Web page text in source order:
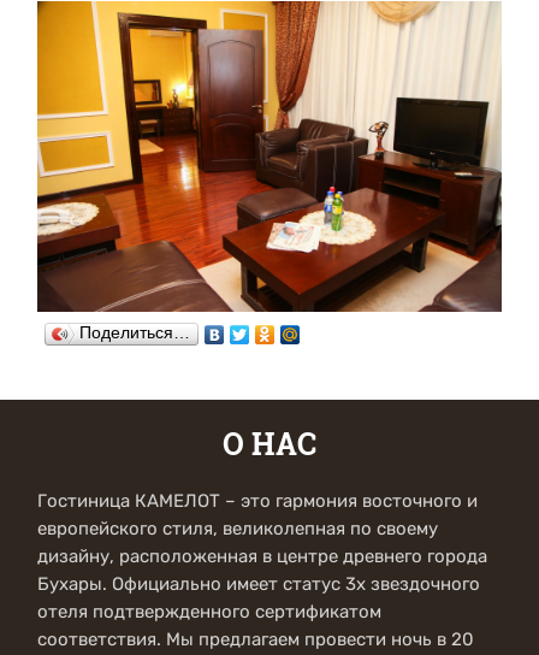
Поделиться…
О НАС
Гостиница КАМЕЛОТ – это гармония восточного и
европейского стиля, великолепная по своему
дизайну, расположенная в центре древнего города
Бухары. Официально имеет статус 3х звездочного
отеля подтвержденного сертификатом
соответствия. Мы предлагаем провести ночь в 20